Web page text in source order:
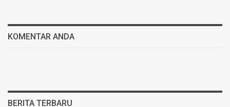
KOMENTAR ANDA
BERITA TERBARU